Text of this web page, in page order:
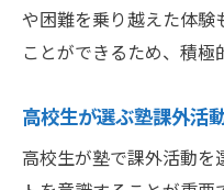
や困難を乗り越えた体験
ことができるため、積極
高校生が選ぶ塾課外活
高校生が塾で課外活動を